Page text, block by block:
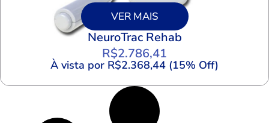
VER MAIS
NeuroTrac Rehab
R$2.786,41
À vista por R$2.368,44 (15% Off)